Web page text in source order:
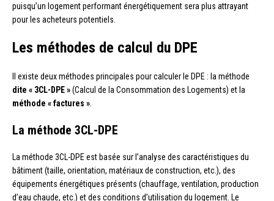
puisqu’un logement performant énergétiquement sera plus attrayant
pour les acheteurs potentiels.
Les méthodes de calcul du DPE
Il existe deux méthodes principales pour calculer le DPE : la méthode
dite « 3CL-DPE »(Calcul de la Consommation des Logements) et la
méthode « factures »
La méthode 3CL-DPE
La méthode 3CL-DPE est basée sur l’analyse des caractéristiques du
bâtiment (taille, orientation, matériaux de construction, etc.), des
équipements énergétiques présents (chauffage, ventilation, production
d’eau chaude, etc.) et des conditions d’utilisation du logement. Le